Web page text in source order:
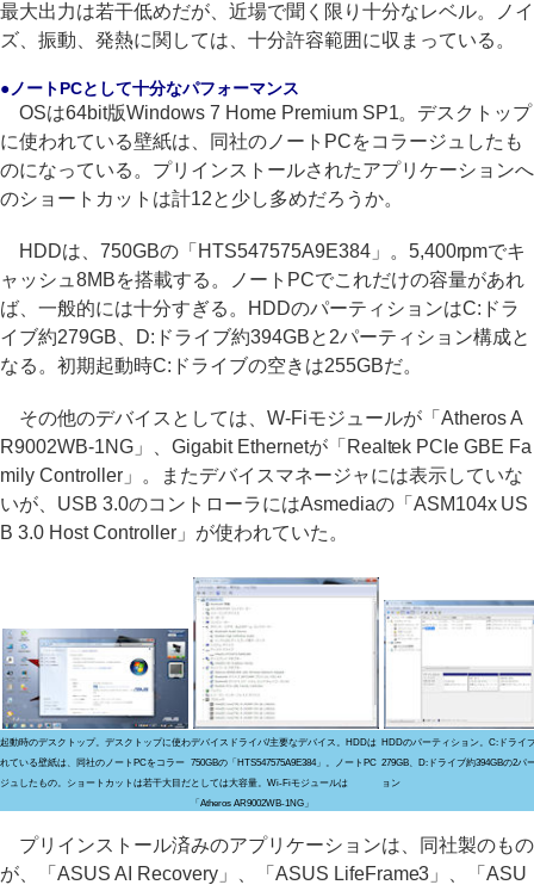
最大出力は若干低めだが、近場で聞く限り十分なレベル。ノイ
ズ、振動、発熱に関しては、十分許容範囲に収まっている。
●ノートPCとして十分なパフォーマンス
OSは64bit版Windows 7 Home Premium SP1。デスクトップ
に使われている壁紙は、同社のノートPCをコラージュしたも
のになっている。プリインストールされたアプリケーションへ
のショートカットは計12と少し多めだろうか。
HDDは、750GBの「HTS547575A9E384」。5,400rpmでキ
ャッシュ8MBを搭載する。ノートPCでこれだけの容量があれ
ば、一般的には十分すぎる。HDDのパーティションはC:ドラ
イブ約279GB、D:ドライブ約394GBと2パーティション構成と
なる。初期起動時C:ドライブの空きは255GBだ。
その他のデバイスとしては、W-Fiモジュールが「Atheros A
R9002WB-1NG」、Gigabit Ethernetが「Realtek PCIe GBE Fa
mily Controller」。またデバイスマネージャには表示していな
いが、USB 3.0のコントローラにはAsmediaの「ASM104x US
B 3.0 Host Controller」が使われていた。
起動時のデスクトップ。デスクトップに使わ
れている壁紙は、同社のノートPCをコラー
ジュしたもの。ショートカットは若干大目だ
デバイスドライバ/主要なデバイス。HDDは
750GBの「HTS547575A9E384」。ノートPC
としては大容量。Wi-Fiモジュールは
「Atheros AR9002WB-1NG」
HDDのパーティション。C:ドライ
279GB、D:ドライブ約394GBの2パ
ョン
プリインストール済みのアプリケーションは、同社製のもの
が、「ASUS AI Recovery」、「ASUS LifeFrame3」、「ASU